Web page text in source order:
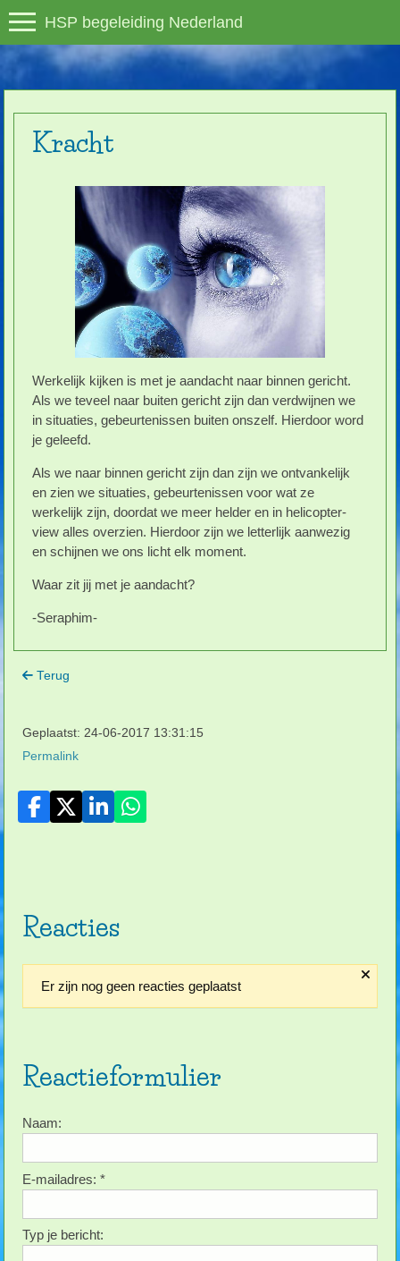
HSP begeleiding Nederland
Kracht
Werkelijk kijken is met je aandacht naar binnen gericht.
Als we teveel naar buiten gericht zijn dan verdwijnen we
in situaties, gebeurtenissen buiten onszelf. Hierdoor word
je geleefd.
Als we naar binnen gericht zijn dan zijn we ontvankelijk
en zien we situaties, gebeurtenissen voor wat ze
werkelijk zijn, doordat we meer helder en in helicopter-
view alles overzien. Hierdoor zijn we letterlijk aanwezig
en schijnen we ons licht elk moment.
Waar zit jij met je aandacht?
-Seraphim-
Terug
Geplaatst: 24-06-2017 13:31:15
Permalink
Reacties
Er zijn nog geen reacties geplaatst
Reactieformulier
Naam:
E-mailadres:*
Typ je bericht: